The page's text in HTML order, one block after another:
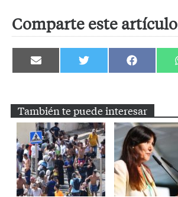
Comparte este artículo
Compartir
en
Compartir
en
Compartir
en
También te puede interesar